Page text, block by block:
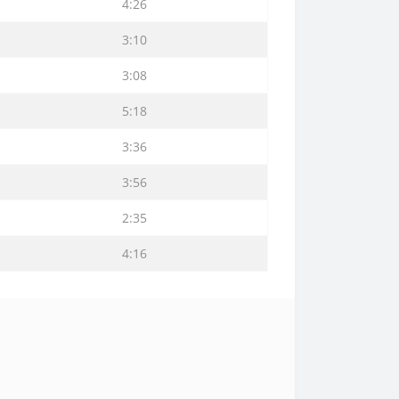
4:26
3:10
3:08
5:18
3:36
3:56
2:35
4:16